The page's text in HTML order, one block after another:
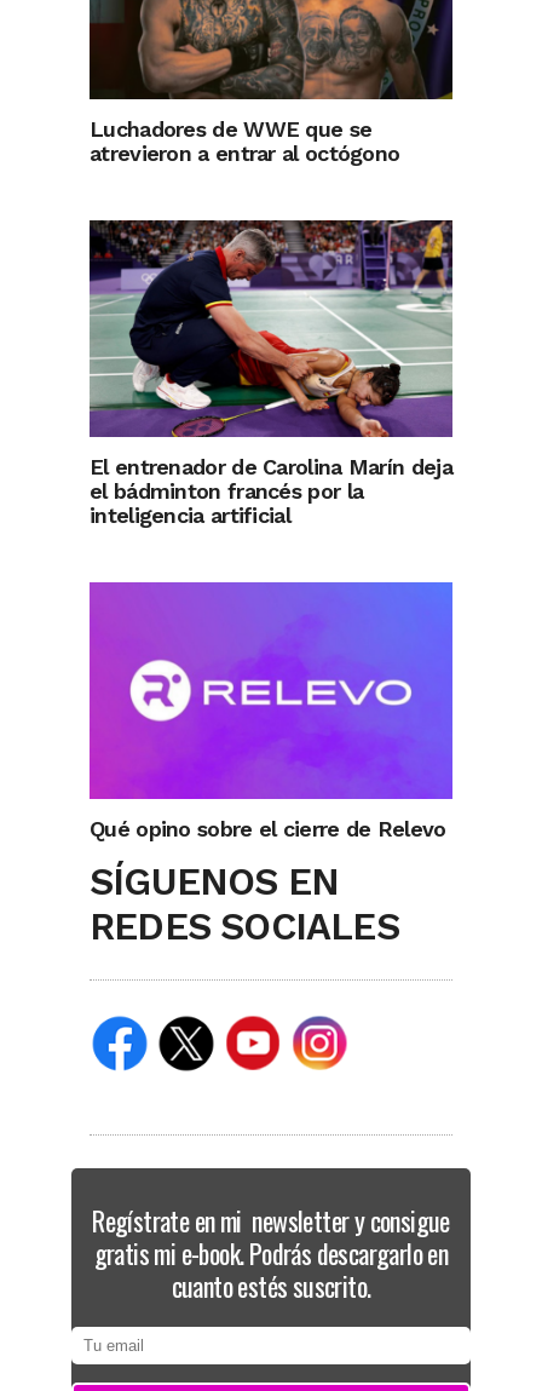
Luchadores de WWE que se
atrevieron a entrar al octógono
El entrenador de Carolina Marín deja
el bádminton francés por la
inteligencia artificial
Qué opino sobre el cierre de Relevo
SÍGUENOS EN
REDES SOCIALES
Regístrate en mi newsletter y consigue
gratis mi e-book. Podrás descargarlo en
cuanto estés suscrito.